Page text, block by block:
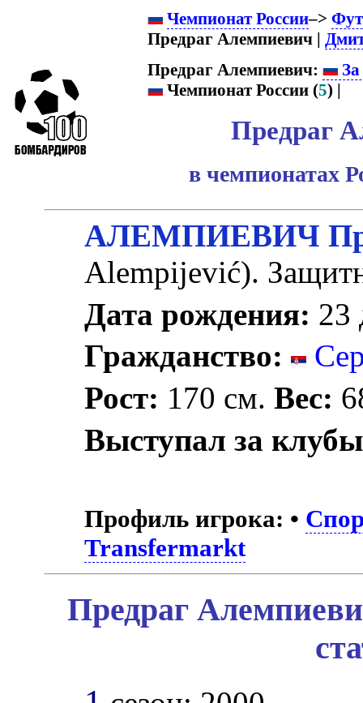
Чемпионат России–>
Предраг Алемпиевич |
Предраг Алемпиевич:
Чемпионат России (5) |
Предраг
в чемпионатах
АЛЕМПИЕВИЧ
Alempijević).
Дата рождения: 23
Гражданство:
Рост: 170 см.Вес:
Выступал за
Профиль игрока: •
Transfermarkt
Предраг